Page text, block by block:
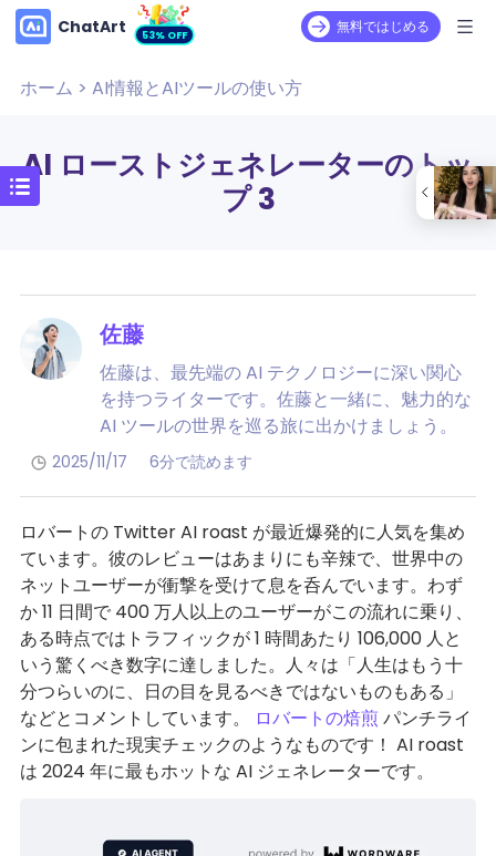
ChatArt 53% OFF 無料ではじめる
ホーム > AI情報とAIツールの使い方
AI ローストジェネレーターのトッ
プ 3
佐藤
佐藤は、最先端の AI テクノロジーに深い関心
を持つライターです。佐藤と一緒に、魅力的な
AI ツールの世界を巡る旅に出かけましょう。
2025/11/17 6分で読めます
ロバートの Twitter AI roast が最近爆発的に人気を集め
ています。彼のレビューはあまりにも辛辣で、世界中の
ネットユーザーが衝撃を受けて息を呑んでいます。わず
か 11 日間で 400 万人以上のユーザーがこの流れに乗り、
ある時点ではトラフィックが 1 時間あたり 106,000 人と
いう驚くべき数字に達しました。人々は「人生はもう十
分つらいのに、日の目を見るべきではないものもある」
などとコメントしています。
ロバートの焙煎パンチライ
ンに包まれた現実チェックのようなものです！ AI roast
は 2024 年に最もホットな AI ジェネレーターです。